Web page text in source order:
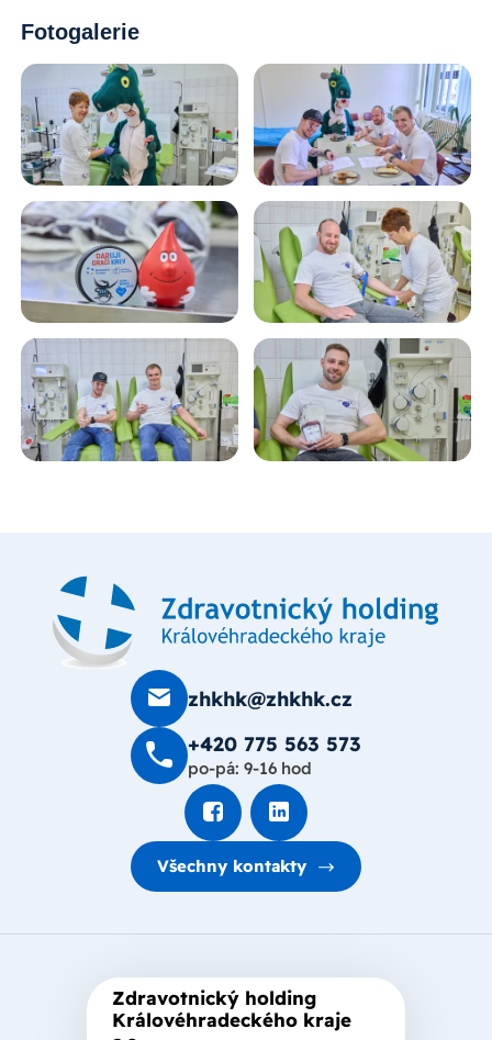
Fotogalerie
zhkhk@zhkhk.cz
+420 775 563 573
po-pá: 9-16 hod
Všechny kontakty
Zdravotnický holding
Královéhradeckého kraje